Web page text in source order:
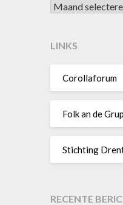
Archief
LINKS
Corollaforum
Folk an de
Stichting
RECENTE